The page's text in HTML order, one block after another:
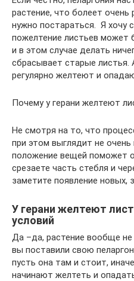
растение, что болеет очень
нужно постараться. Я хочу
пожелтение листьев может
и в этом случае делать
сбрасывает старые листья.
регулярно желтеют и
Почему у герани желтеют
Не смотря на то, что
при этом выглядит не
положение вещей поможет
срезаете часть стебля и
заметите появление новых,
У герани желтеют
условий
Да –да, растение вообще
вы поставили свою
пусть она там и стоит,
начинают желтеть и